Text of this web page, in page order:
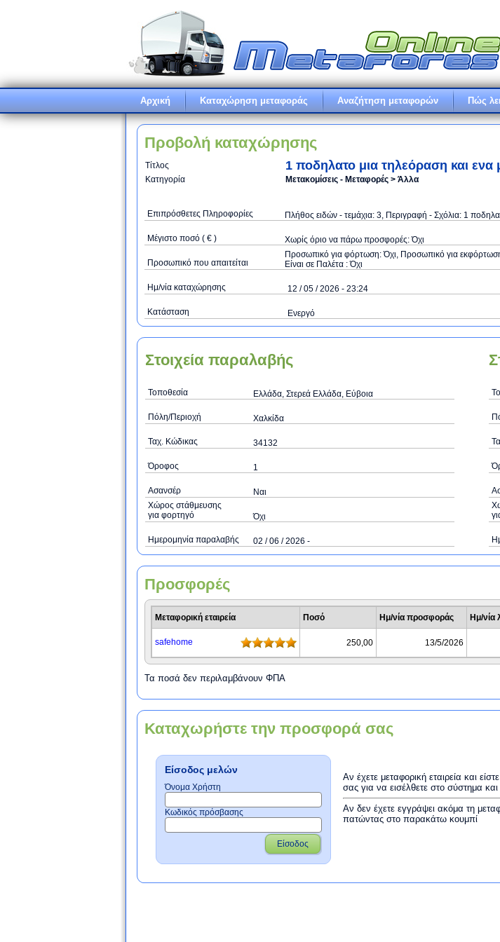
Αρχική Καταχώρηση μεταφοράς Αναζήτηση μεταφορών Πώς
Προβολή καταχώρησης
Τίτλος 1 ποδηλατο μια τηλεόραση και ενα
Κατηγορία Μετακομίσεις - Μεταφορές > Άλλα
Επιπρόσθετες Πληροφορίες Πλήθος ειδών - τεμάχια: 3, Περιγραφή - Σχόλια: 1
Μέγιστο ποσό ( € ) Xωρίς όριο να πάρω προσφορές: Όχι
Προσωπικό που απαιτείται
Προσωπικό για φόρτωση: Όχι, Προσωπικό για
Είναι σε Παλέτα : Όχι
Ημ/νία καταχώρησης 12 / 05 / 2026 - 23:24
Κατάσταση Ενεργό
Στοιχεία παραλαβής
Τοποθεσία Ελλάδα, Στερεά Ελλάδα, Εύβοια
Πόλη/Περιοχή Χαλκίδα
Ταχ. Κώδικας 34132
Όροφος 1
Ασανσέρ
Ναι
Χώρος στάθμευσης
για φορτηγό
Όχι
Ημερομηνία παραλαβής 02 / 06 / 2026 -
Προσφορές
Μεταφορική εταιρεία Ποσό Ημ/νία προσφοράς Ημ/νία
safehome 250,00 13/5/2026
Τα ποσά δεν περιλαμβάνουν ΦΠΑ
Καταχωρήστε την προσφορά σας
Είσοδος μελών
Όνομα Χρήστη
Κωδικός πρόσβασης
Είσοδος
Αν έχετε μεταφορική εταιρεία και
σας για να εισέλθετε στο σύστημα
Αν δεν έχετε εγγράψει ακόμα τη
πατώντας στο παρακάτω κουμπί